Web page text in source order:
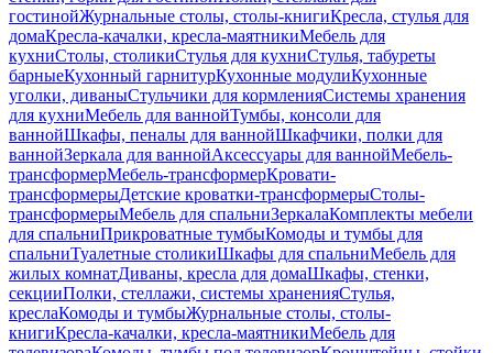
гостинойЖурнальные столы, столы-книгиКресла, стулья для
домаКресла-качалки, кресла-маятникиМебель для
кухниСтолы, столикиСтулья для кухниСтулья, табуреты
барныеКухонный гарнитурКухонные модулиКухонные
уголки, диваныСтульчики для кормленияСистемы хранения
для кухниМебель для ваннойТумбы, консоли для
ваннойШкафы, пеналы для ваннойШкафчики, полки для
ваннойЗеркала для ваннойАксессуары для ваннойМебель-
трансформерМебель-трансформерКровати-
трансформерыДетские кроватки-трансформерыСтолы-
трансформерыМебель для спальниЗеркалаКомплекты мебели
для спальниПрикроватные тумбыКомоды и тумбы для
спальниТуалетные столикиШкафы для спальниМебель для
жилых комнатДиваны, кресла для домаШкафы, стенки,
секцииПолки, стеллажи, системы храненияСтулья,
креслаКомоды и тумбыЖурнальные столы, столы-
книгиКресла-качалки, кресла-маятникиМебель для